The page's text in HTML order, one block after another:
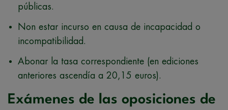
públicas.
Non estar incurso en causa de incapacidad o
incompatibilidad.
Abonar la tasa correspondiente (en ediciones
anteriores ascendía a 20,15 euros).
Exámenes de las oposiciones de